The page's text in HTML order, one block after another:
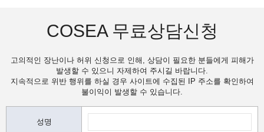
COSEA 무료상담신청
고의적인 장난이나 허위 신청으로 인해, 상담이 필요한 분들에게 피해가
발생할 수 있으니 자제하여 주시길 바랍니다.
지속적으로 위반 행위를 하실 경우 사이트에 수집된 IP 주소를 확인하여
불이익이 발생할 수 있습니다.
성명